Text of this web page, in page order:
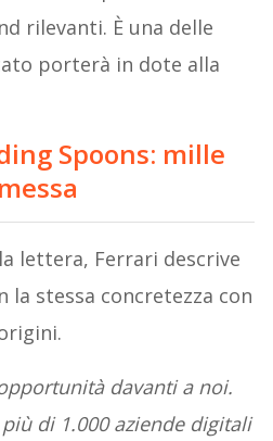
rilevanti. È una delle
porterà in dote alla
Spoons: mille
lettera, Ferrari descrive
la stessa concretezza con
davanti a noi.
di 1.000 aziende digitali